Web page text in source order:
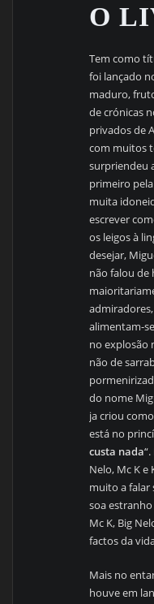
O
Tem como
foi lançado
maduro,
de crónicas
privados de
com muitos
surpriendeu
primeiro
muita
escrever
os leigos à
desejar,
não falou de
alimentam-
no explosão
não de
do nome
ja criou
está no
custa nada
Nelo, Mc K e
muito a falar
soa
Mc K, Big
factos da
Mais no
houve em